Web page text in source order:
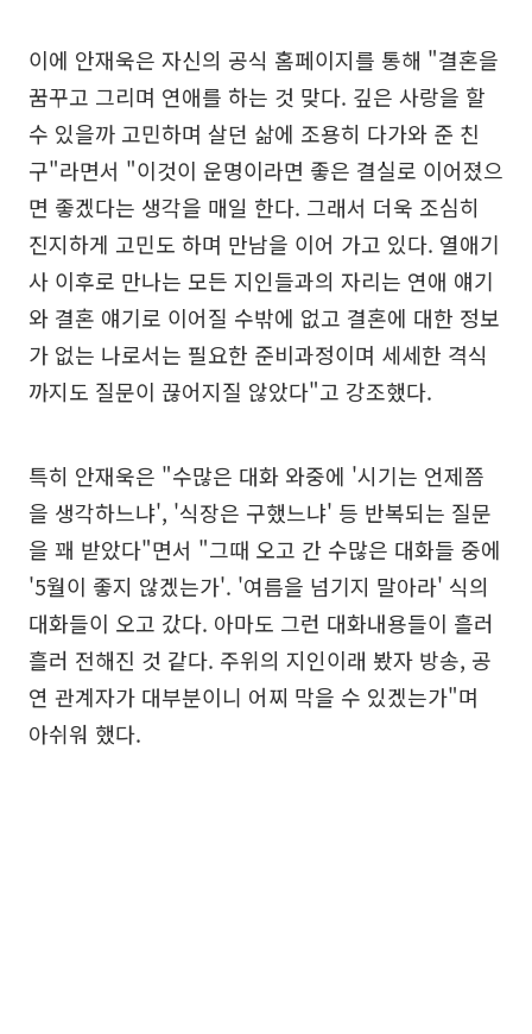
이에 안재욱은 자신의 공식 홈페이지를 통해 "결혼을
꿈꾸고 그리며 연애를 하는 것 맞다. 깊은 사랑을 할
수 있을까 고민하며 살던 삶에 조용히 다가와 준 친
구"라면서 "이것이 운명이라면 좋은 결실로 이어졌으
면 좋겠다는 생각을 매일 한다. 그래서 더욱 조심히
진지하게 고민도 하며 만남을 이어 가고 있다. 열애기
사 이후로 만나는 모든 지인들과의 자리는 연애 얘기
와 결혼 얘기로 이어질 수밖에 없고 결혼에 대한 정보
가 없는 나로서는 필요한 준비과정이며 세세한 격식
까지도 질문이 끊어지질 않았다"고 강조했다.
특히 안재욱은 "수많은 대화 와중에 '시기는 언제쯤
을 생각하느냐', '식장은 구했느냐' 등 반복되는 질문
을 꽤 받았다"면서 "그때 오고 간 수많은 대화들 중에
'5월이 좋지 않겠는가'. '여름을 넘기지 말아라' 식의
대화들이 오고 갔다. 아마도 그런 대화내용들이 흘러
흘러 전해진 것 같다. 주위의 지인이래 봤자 방송, 공
연 관계자가 대부분이니 어찌 막을 수 있겠는가"며
아쉬워 했다.